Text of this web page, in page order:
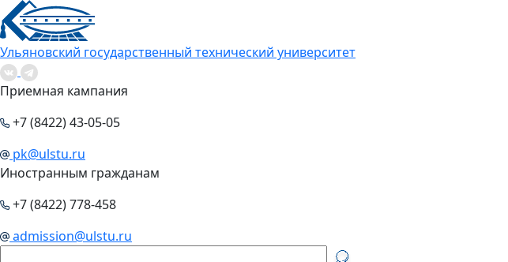
Ульяновский государственный технический университет
Приемная кампания
+7 (8422) 43-05-05
pk@ulstu.ru
Иностранным гражданам
+7 (8422) 778-458
admission@ulstu.ru